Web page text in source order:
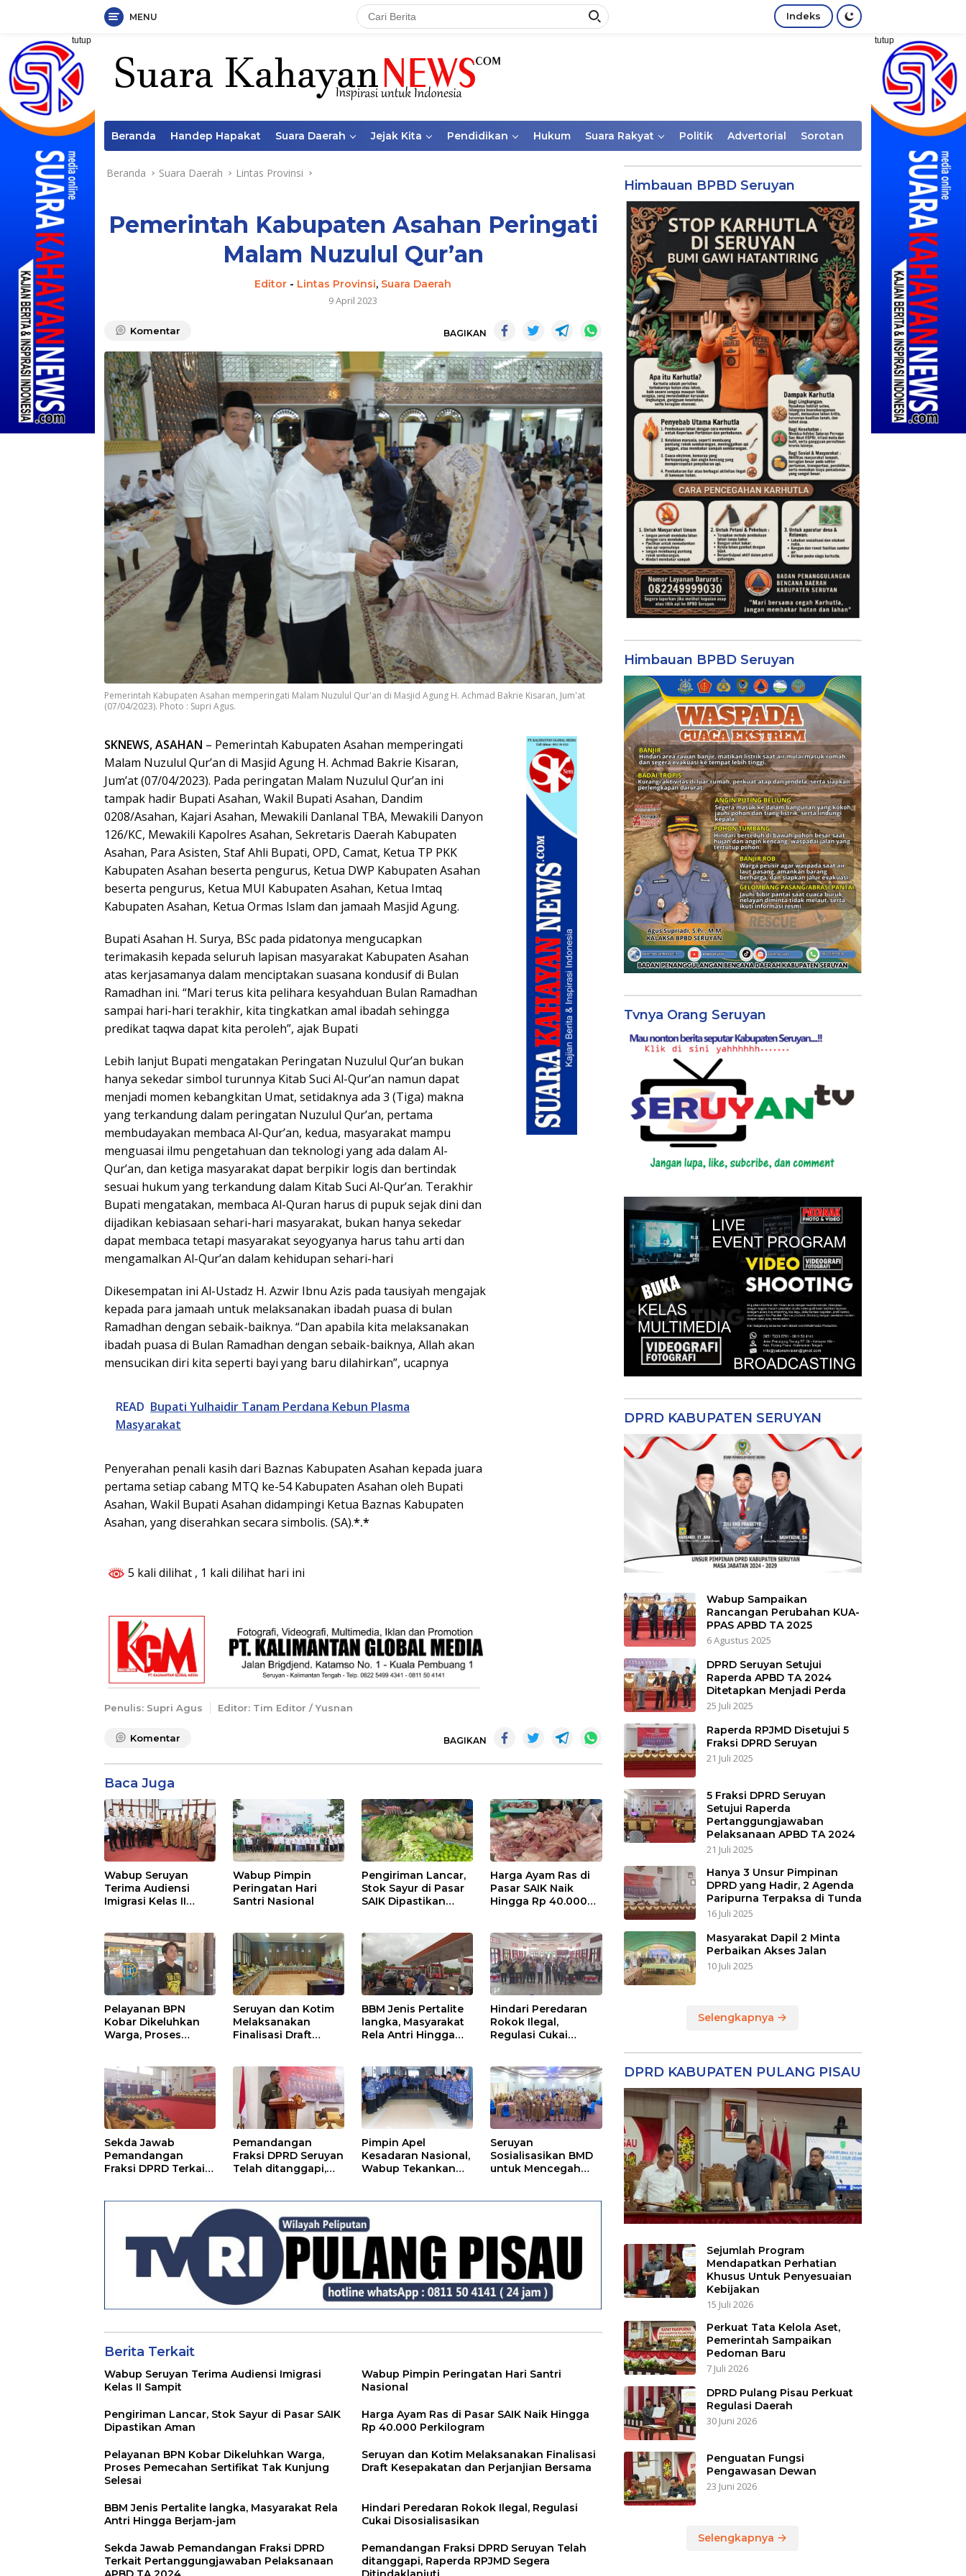
Langsung
konten
MENU Indeks
tutup tutup
Beranda Handep Hapakat Suara Daerah Jejak Kita Pendidikan Hukum Suara Rakyat Politik Advertorial Sorotan
Beranda Suara Daerah Lintas Provinsi
Pemerintah Kabupaten Asahan Peringati
Malam Nuzulul Qur’an
Editor - Lintas Provinsi, Suara Daerah
9 April 2023
Komentar BAGIKAN
Pemerintah Kabupaten Asahan memperingati Malam Nuzulul Qur'an di Masjid Agung H. Achmad Bakrie Kisaran, Jum'at
(07/04/2023). Photo : Supri Agus.
SKNEWS, ASAHAN – Pemerintah Kabupaten Asahan memperingati
Malam Nuzulul Qur’an di Masjid Agung H. Achmad Bakrie Kisaran,
Jum’at (07/04/2023). Pada peringatan Malam Nuzulul Qur’an ini
tampak hadir Bupati Asahan, Wakil Bupati Asahan, Dandim
0208/Asahan, Kajari Asahan, Mewakili Danlanal TBA, Mewakili Danyon
126/KC, Mewakili Kapolres Asahan, Sekretaris Daerah Kabupaten
Asahan, Para Asisten, Staf Ahli Bupati, OPD, Camat, Ketua TP PKK
Kabupaten Asahan beserta pengurus, Ketua DWP Kabupaten Asahan
beserta pengurus, Ketua MUI Kabupaten Asahan, Ketua Imtaq
Kabupaten Asahan, Ketua Ormas Islam dan jamaah Masjid Agung.
Bupati Asahan H. Surya, BSc pada pidatonya mengucapkan
terimakasih kepada seluruh lapisan masyarakat Kabupaten Asahan
atas kerjasamanya dalam menciptakan suasana kondusif di Bulan
Ramadhan ini. “Mari terus kita pelihara kesyahduan Bulan Ramadhan
sampai hari-hari terakhir, kita tingkatkan amal ibadah sehingga
predikat taqwa dapat kita peroleh”, ajak Bupati
Lebih lanjut Bupati mengatakan Peringatan Nuzulul Qur’an bukan
hanya sekedar simbol turunnya Kitab Suci Al-Qur’an namun dapat
menjadi momen kebangkitan Umat, setidaknya ada 3 (Tiga) makna
yang terkandung dalam peringatan Nuzulul Qur’an, pertama
membudayakan membaca Al-Qur’an, kedua, masyarakat mampu
menguasai ilmu pengetahuan dan teknologi yang ada dalam Al-
Qur’an, dan ketiga masyarakat dapat berpikir logis dan bertindak
sesuai hukum yang terkandung dalam Kitab Suci Al-Qur’an. Terakhir
Bupati mengatakan, membaca Al-Quran harus di pupuk sejak dini dan
dijadikan kebiasaan sehari-hari masyarakat, bukan hanya sekedar
dapat membaca tetapi masyarakat seyogyanya harus tahu arti dan
mengamalkan Al-Qur’an dalam kehidupan sehari-hari
Dikesempatan ini Al-Ustadz H. Azwir Ibnu Azis pada tausiyah mengajak
kepada para jamaah untuk melaksanakan ibadah puasa di bulan
Ramadhan dengan sebaik-baiknya. “Dan apabila kita melaksanakan
ibadah puasa di Bulan Ramadhan dengan sebaik-baiknya, Allah akan
mensucikan diri kita seperti bayi yang baru dilahirkan”, ucapnya
READ Bupati Yulhaidir Tanam Perdana Kebun Plasma
Masyarakat
Penyerahan penali kasih dari Baznas Kabupaten Asahan kepada juara
pertama setiap cabang MTQ ke-54 Kabupaten Asahan oleh Bupati
Asahan, Wakil Bupati Asahan didampingi Ketua Baznas Kabupaten
Asahan, yang diserahkan secara simbolis. (SA).*.*
5 kali dilihat , 1 kali dilihat hari ini
Penulis: Supri Agus Editor: Tim Editor / Yusnan
Komentar BAGIKAN
Baca Juga
Wabup Seruyan
Terima Audiensi
Imigrasi Kelas II
Wabup Pimpin
Peringatan Hari
Santri Nasional
Pengiriman Lancar,
Stok Sayur di Pasar
SAIK Dipastikan
Harga Ayam Ras di
Pasar SAIK Naik
Hingga Rp 40.000
Pelayanan BPN
Kobar Dikeluhkan
Warga, Proses
Kunjung Selesai
Seruyan dan Kotim
Melaksanakan
Finalisasi Draft
BBM Jenis Pertalite
langka, Masyarakat
Rela Antri Hingga
Hindari Peredaran
Rokok Ilegal,
Regulasi Cukai
Sekda Jawab
Pemandangan
Fraksi DPRD Terkait
Pemandangan
Fraksi DPRD Seruyan
Telah ditanggapi,
Ditindaklanjuti
Pimpin Apel
Kesadaran Nasional,
Wabup Tekankan
Seruyan
Sosialisasikan BMD
untuk Mencegah
Berita Terkait
Wabup Seruyan Terima Audiensi Imigrasi
Kelas II Sampit
Wabup Pimpin Peringatan Hari Santri
Nasional
Pengiriman Lancar, Stok Sayur di Pasar SAIK
Dipastikan Aman
Harga Ayam Ras di Pasar SAIK Naik Hingga
Rp 40.000 Perkilogram
Pelayanan BPN Kobar Dikeluhkan Warga,
Proses Pemecahan Sertifikat Tak Kunjung
Selesai
Seruyan dan Kotim Melaksanakan Finalisasi
Draft Kesepakatan dan Perjanjian Bersama
BBM Jenis Pertalite langka, Masyarakat Rela
Antri Hingga Berjam-jam
Hindari Peredaran Rokok Ilegal, Regulasi
Cukai Disosialisasikan
Sekda Jawab Pemandangan Fraksi DPRD
Terkait Pertanggungjawaban Pelaksanaan
Pemandangan Fraksi DPRD Seruyan Telah
ditanggapi, Raperda RPJMD Segera
Himbauan BPBD Seruyan
Himbauan BPBD Seruyan
Tvnya Orang Seruyan
DPRD KABUPATEN SERUYAN
Wabup Sampaikan
Rancangan Perubahan KUA-
PPAS APBD TA 2025
6 Agustus 2025
DPRD Seruyan Setujui
Raperda APBD TA 2024
Ditetapkan Menjadi Perda
25 Juli 2025
Raperda RPJMD Disetujui 5
Fraksi DPRD Seruyan
21 Juli 2025
5 Fraksi DPRD Seruyan
Setujui Raperda
Pertanggungjawaban
Pelaksanaan APBD TA 2024
21 Juli 2025
Hanya 3 Unsur Pimpinan
DPRD yang Hadir, 2 Agenda
Paripurna Terpaksa di Tunda
16 Juli 2025
Masyarakat Dapil 2 Minta
Perbaikan Akses Jalan
10 Juli 2025
Selengkapnya
DPRD KABUPATEN PULANG PISAU
Sejumlah Program
Mendapatkan Perhatian
Khusus Untuk Penyesuaian
Kebijakan
15 Juli 2026
Perkuat Tata Kelola Aset,
Pemerintah Sampaikan
Pedoman Baru
7 Juli 2026
DPRD Pulang Pisau Perkuat
Regulasi Daerah
30 Juni 2026
Penguatan Fungsi
Pengawasan Dewan
23 Juni 2026
Selengkapnya